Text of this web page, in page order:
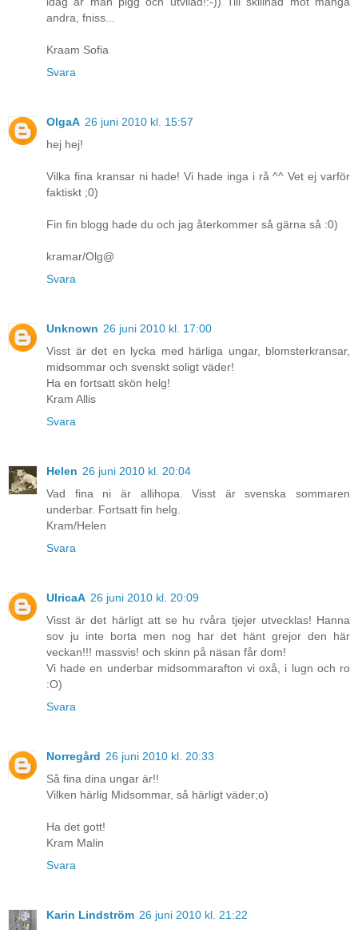
andra, fniss...
Kraam Sofia
Svara
OlgaA 26 juni 2010 kl. 15:57
hej hej!
Vilka fina kransar ni hade! Vi hade inga i rå ^^ Vet ej varför
faktiskt ;0)
Fin fin blogg hade du och jag återkommer så gärna så :0)
kramar/Olg@
Svara
Unknown 26 juni 2010 kl. 17:00
Visst är det en lycka med härliga ungar, blomsterkransar,
midsommar och svenskt soligt väder!
Ha en fortsatt skön helg!
Kram Allis
Svara
Helen 26 juni 2010 kl. 20:04
Vad fina ni är allihopa. Visst är svenska sommaren
underbar. Fortsatt fin helg.
Kram/Helen
Svara
UlricaA 26 juni 2010 kl. 20:09
Visst är det härligt att se hu rvåra tjejer utvecklas! Hanna
sov ju inte borta men nog har det hänt grejor den här
veckan!!! massvis! och skinn på näsan får dom!
Vi hade en underbar midsommarafton vi oxå, i lugn och ro
:O)
Svara
Norregård 26 juni 2010 kl. 20:33
Så fina dina ungar är!!
Vilken härlig Midsommar, så härligt väder;o)
Ha det gott!
Kram Malin
Svara
Karin Lindström 26 juni 2010 kl. 21:22